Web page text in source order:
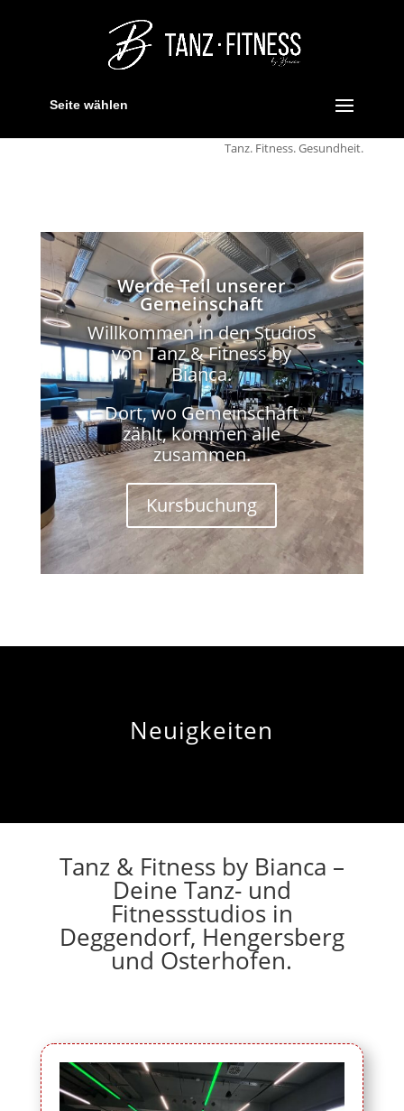
Seite wählen
Tanz. Fitness. Gesundheit.
Werde Teil unserer
Gemeinschaft
Willkommen in den Studios
von Tanz & Fitness by
Bianca.
Dort, wo Gemeinschaft
zählt, kommen alle
zusammen.
Kursbuchung
Neuigkeiten
Tanz & Fitness by Bianca –
Deine Tanz- und
Fitnessstudios in
Deggendorf, Hengersberg
und Osterhofen.